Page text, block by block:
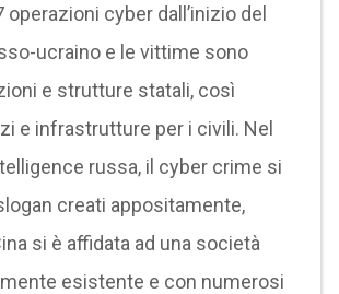
operazioni cyber dall’inizio del
ucraino e le vittime sono
e strutture statali, così
e infrastrutture per i civili. Nel
russa, il cyber crime si
creati appositamente,
si è affidata ad una società
esistente e con numerosi